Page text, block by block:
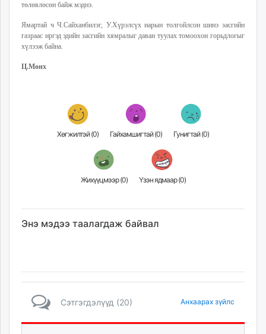
төлөвлөсөн байж мэднэ.
Ямартай ч Ч.Сайханбилэг, У.Хүрэлсүх нарын толгойлсон шинэ засгийн
газраас иргэд эдийн засгийн хямралыг даван туулах томоохон горьдлогыг
хүлээж байна.
Ц.Мөнх
Хөгжилтэй (0) Гайхамшигтай (0) Гунигтай (0)
Жихүүцмээр (0) Үзэн ядмаар (0)
Энэ мэдээ таалагдаж байвал
Сэтгэгдэлүүд (20) Анхаарах зүйлс